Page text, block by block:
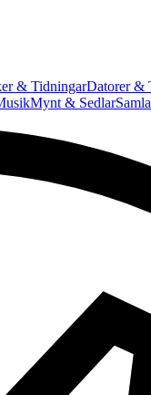
& TidningarDatorer &
Mynt & Sedlar